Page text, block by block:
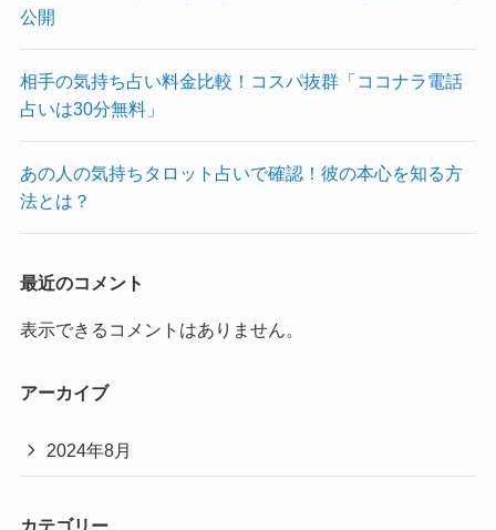
公開
相手の気持ち占い料金比較！コスパ抜群「ココナラ電話
占いは30分無料」
あの人の気持ちタロット占いで確認！彼の本心を知る方
法とは？
最近のコメント
表示できるコメントはありません。
アーカイブ
2024年8月
カテゴリー